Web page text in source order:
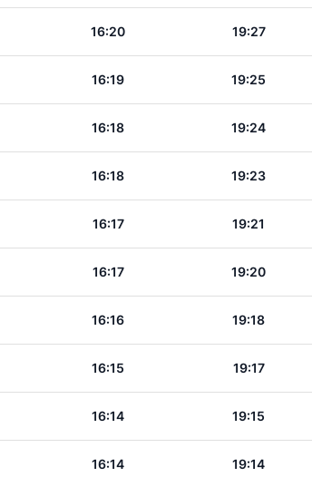
16:20 19:27
16:19 19:25
16:18 19:24
16:18 19:23
16:17 19:21
16:17 19:20
16:16 19:18
16:15 19:17
16:14 19:15
16:14 19:14